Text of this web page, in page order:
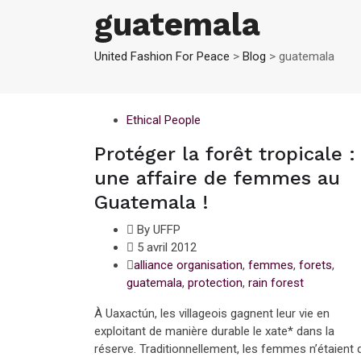
guatemala
United Fashion For Peace > Blog > guatemala
Ethical People
Protéger la forêt tropicale :
une affaire de femmes au
Guatemala !
By UFFP
5 avril 2012
alliance organisation, femmes, forets,
guatemala, protection, rain forest
À Uaxactún, les villageois gagnent leur vie en
exploitant de manière durable le xate* dans la
réserve. Traditionnellement, les femmes n’étaient